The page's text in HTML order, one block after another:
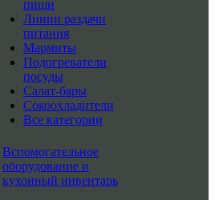
пищи
Линии раздачи
питания
Мармиты
Подогреватели
посуды
Салат-бары
Сокоохладители
Все категории
Вспомогательное
оборудование и
кухонный инвентарь